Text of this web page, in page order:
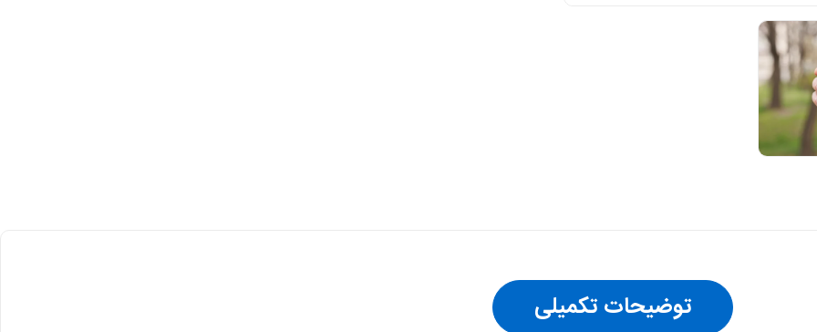
توضیحات تکمیلی